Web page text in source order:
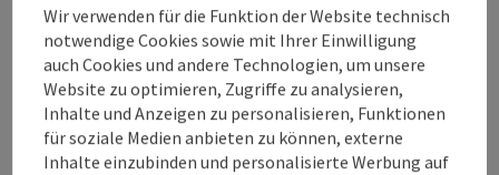
24.07.2026 Marktmusik Timelkam
31.07.2026 Trachtenkapelle Fornach
07.08.2026 Bergknappenkapelle Holzleiten-
Hausruckedt
14.08.2026 Eisenbahner Stadtmusik Attnang-
Puchheim
Wir verwenden für die Funktion der Website technisch
notwendige Cookies sowie mit Ihrer Einwilligung
auch Cookies und andere Technologien, um unsere
Website zu optimieren, Zugriffe zu analysieren,
Inhalte und Anzeigen zu personalisieren, Funktionen
für soziale Medien anbieten zu können, externe
Inhalte einzubinden und personalisierte Werbung auf